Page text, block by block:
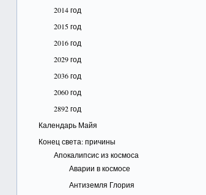
2014 год
2015 год
2016 год
2029 год
2036 год
2060 год
2892 год
Календарь Майя
Конец света: причины
Апокалипсис из космоса
Аварии в космосе
Антиземля Глория